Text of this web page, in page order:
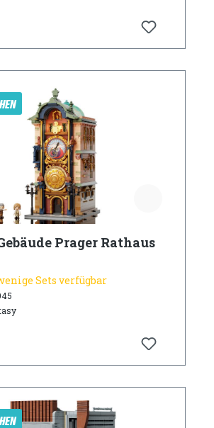
Prager Rathaus
Sets verfügbar